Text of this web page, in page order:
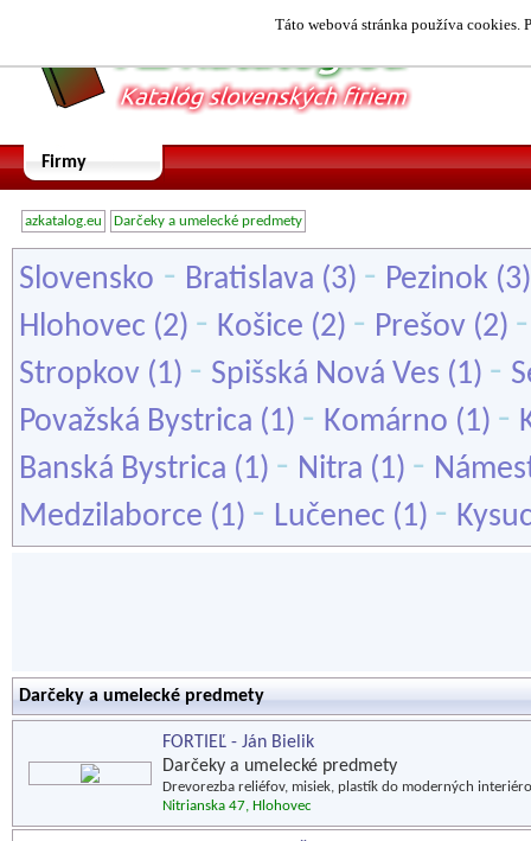
Táto webová stránka používa cookies.
Firmy
azkatalog.eu Darčeky a umelecké predmety
Slovensko - Bratislava (3) - Pezinok
Hlohovec (2) - Košice (2) - Prešov (2)
Stropkov (1) - Spišská Nová Ves (1) -
Považská Bystrica (1) - Komárno (1) -
Banská Bystrica (1) - Nitra (1) -
Medzilaborce (1) - Lučenec (1) -
Darčeky a umelecké predmety
FORTIEĽ - Ján Bielik
Darčeky a umelecké predmety
Drevorezba reliéfov, misiek, plastík do moderných
Nitrianska 47, Hlohovec